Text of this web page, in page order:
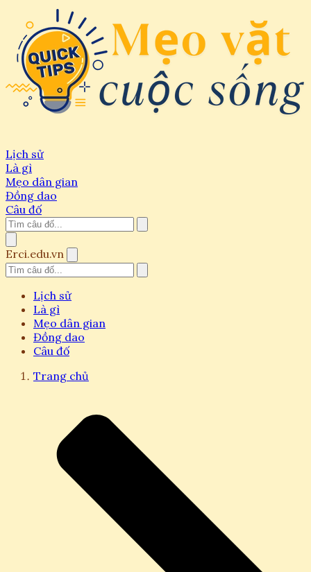
Lịch sử
Là gì
Mẹo dân gian
Đồng dao
Câu đố
Erci.edu.vn
Lịch sử
Là gì
Mẹo dân gian
Đồng dao
Câu đố
Trang chủ